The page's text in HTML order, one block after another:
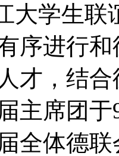
学生联
序进行
才，结
主席团
全体德